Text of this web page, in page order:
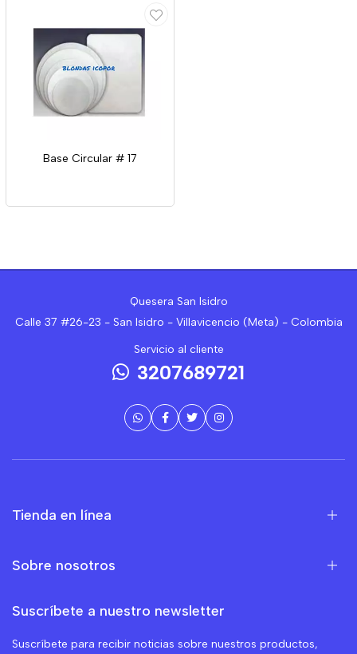
Base Circular # 17
Quesera San Isidro
Calle 37 #26-23 - San Isidro - Villavicencio (Meta) - Colombia
Servicio al cliente
3207689721
Tienda en línea
Sobre nosotros
Suscríbete a nuestro newsletter
Suscríbete para recibir noticias sobre nuestros productos,